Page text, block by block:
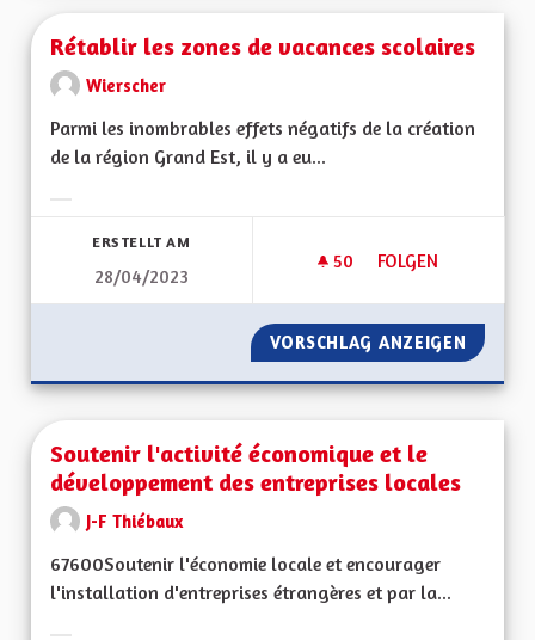
Rétablir les zones de vacances scolaires
Wierscher
Parmi les inombrables effets négatifs de la création
de la région Grand Est, il y a eu...
ERSTELLT AM
28/04/2023
50 50 FOLLOWER
FOLGEN
RÉTABLIR LES
VORSCHLAG ANZEIGEN
Soutenir l'activité économique et le
développement des entreprises locales
J-F Thiébaux
67600Soutenir l'économie locale et encourager
l'installation d'entreprises étrangères et par la...